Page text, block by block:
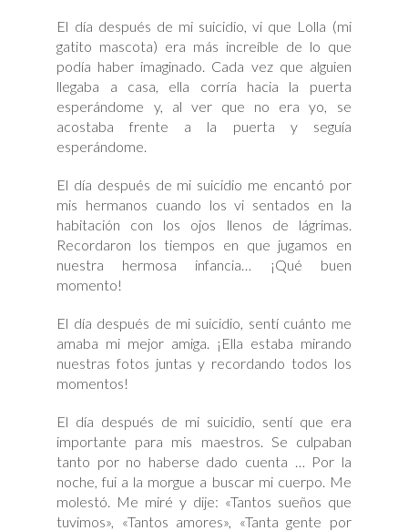
El día después de mi suicidio, vi que Lolla (mi
gatito mascota) era más increíble de lo que
podía haber imaginado. Cada vez que alguien
llegaba a casa, ella corría hacia la puerta
esperándome y, al ver que no era yo, se
acostaba frente a la puerta y seguía
esperándome.
El día después de mi suicidio me encantó por
mis hermanos cuando los vi sentados en la
habitación con los ojos llenos de lágrimas.
Recordaron los tiempos en que jugamos en
nuestra hermosa infancia… ¡Qué buen
momento!
El día después de mi suicidio, sentí cuánto me
amaba mi mejor amiga. ¡Ella estaba mirando
nuestras fotos juntas y recordando todos los
momentos!
El día después de mi suicidio, sentí que era
importante para mis maestros. Se culpaban
tanto por no haberse dado cuenta … Por la
noche, fui a la morgue a buscar mi cuerpo. Me
molestó. Me miré y dije: «Tantos sueños que
tuvimos», «Tantos amores», «Tanta gente por